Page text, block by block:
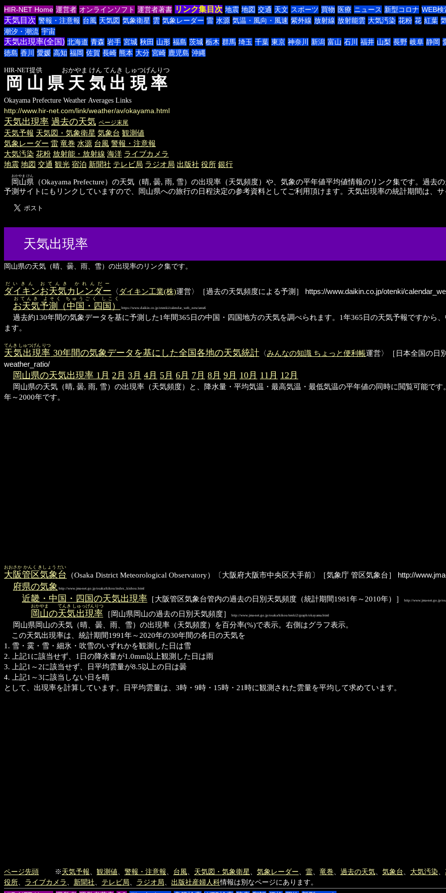
HIR-NET Home 運営者 オンラインソフト 運営者著書 リンク集目次 地震 地図 交通 天文 スポーツ 買物 医療 ニュース 新型コロナ WEB検
天気目次 警報・注意報 台風 天気図 気象衛星 雲 気象レーダー 雷 水源 気温・風向・風速 紫外線 放射線 放射能雲 大気汚染 花粉 花 紅葉
潮汐・潮流 宇宙
天気出現率(全国) 北海道 青森 岩手 宮城 秋田 山形 福島 茨城 栃木 群馬 埼玉 千葉 東京 神奈川 新潟 富山 石川 福井 山梨 長野 岐阜 静岡
徳島 香川 愛媛 高知 福岡 佐賀 長崎 熊本 大分 宮崎 鹿児島 沖縄
岡山県天気出現率
HIR-NET提供 おかやま けん てんき しゅつげんりつ
Okayama Prefecture Weather Averages Links
http://www.hir-net.com/link/weather/av/okayama.html
天気出現率 過去の天気 ページ末尾
天気予報 天気図・気象衛星 気象台 観測値
気象レーダー 雷 竜巻 水源 台風 警報・注意報
大気汚染 花粉 放射能・放射線 海洋 ライブカメラ
地震 地図 交通 観光 宿泊 新聞社 テレビ局 ラジオ局 出版社 役所 銀行
岡山県
おかやま けん
（Okayama Prefecture）の天気（晴, 曇, 雨, 雪）の出現率（天気頻度）や、気象の平年値平均値情報のリンク集です。過
予測サイトにもリンクしていますので、岡山県への旅行の日程決定の参考資料としてご利用頂けます。天気出現率の統計期間は、
天気出現率
岡山県の天気（晴、曇、雨、雪）の出現率のリンク集です。
ダイキンお天気カレンダー
だいきん おてんき かれんだー
〈 ダイキン工業(株)運営〉［過去の天気頻度による予測］ https://www.daikin.co.jp/otenki/
お天気予測（中国・四国）
おてんき よそく ちゅうごく しこく
https://www.daikin.co.jp/otenki/calendar_web_new/area6
過去約130年間の気象データを基に予測した1年間365日の中国・四国地方の天気を調べられます。1年365日の天気予報ですから
ます。
天気出現率
てんき しゅつげん りつ
30年間の気象データを基にした全国各地の天気統計 〈みんなの知識 ちょっと便利帳運営〉［日本全国の日
weather_ratio/
岡山県の天気出現率 1月 2月 3月 4月 5月 6月 7月 8月 9月 10月 11月 12月
岡山県の天気（晴, 曇, 雨, 雪）の出現率（天気頻度）と、降水量・平均気温・最高気温・最低気温の平年値の同時に閲覧可能で
年～2000年です。
大阪管区気象台
おおさか かんく きしょう だい
（Osaka District Meteorological Observatory）〔大阪府大阪市中央区大手前〕［気象庁 管区気象台］ http://
府県の気象 http://www.jma-net.go.jp/osaka/kikou/index_kishou.html
近畿・中国・四国の天気出現率 ［大阪管区気象台管内の過去の日別天気頻度（統計期間1981年～2010年）］ http://www.jma-net.go.jp/
岡山
おかやま
の天気出現率
てんき しゅっげんりつ
［岡山県岡山の過去の日別天気頻度］ http://www.jma-net.go.jp/osaka/kikou/tenki2/graph/okayama.html
岡山県岡山の天気（晴、曇、雨、雪）の出現率（天気頻度）を百分率(%)で表示。右側はグラフ表示。
この天気出現率は、統計期間1991年～2020年の30年間の各日の天気を
1. 雪・霙・雪・細氷・吹雪のいずれかを観測した日は雪
2. 上記1に該当せず、1日の降水量が1.0mm以上観測した日は雨
3. 上記1～2に該当せず、日平均雲量が8.5以上の日は曇
4. 上記1～3に該当しない日を晴
として、出現率を計算しています。日平均雲量は、3時・9時・15時・21時に観測された雲量を平均して求めています。
ページ先頭 ※天気予報 観測値 警報・注意報 台風 天気図・気象衛星 気象レーダー 雷 竜巻 過去の天気 気象台 大気汚染
役所
ライブカメラ 新聞社 テレビ局 ラジオ局 出版社産婦人科情報は別なページにあります。